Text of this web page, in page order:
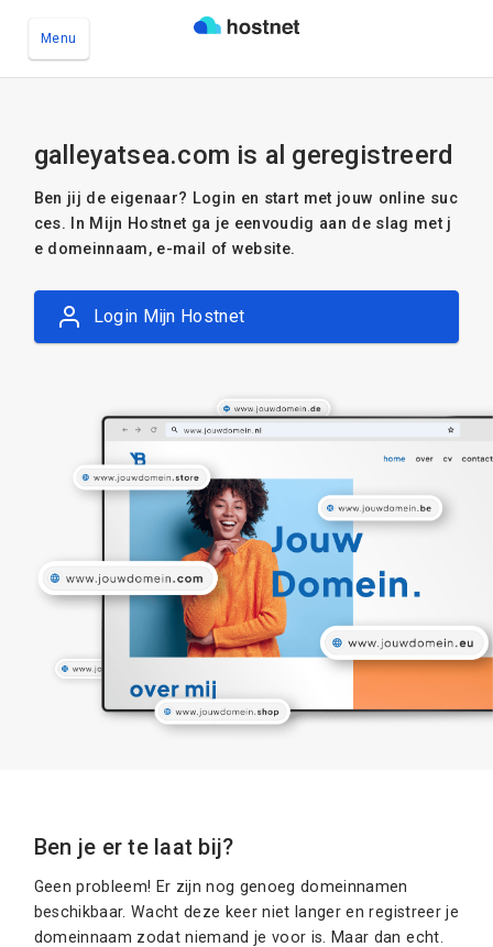
Menu
galleyatsea.com is al geregistreerd
Ben jij de eigenaar? Login en start met jouw online suc
ces. In Mijn Hostnet ga je eenvoudig aan de slag met j
e domeinnaam, e-mail of website.
Login Mijn Hostnet
Ben je er te laat bij?
Geen probleem! Er zijn nog genoeg domeinnamen
beschikbaar. Wacht deze keer niet langer en registreer je
domeinnaam zodat niemand je voor is. Maar dan echt.